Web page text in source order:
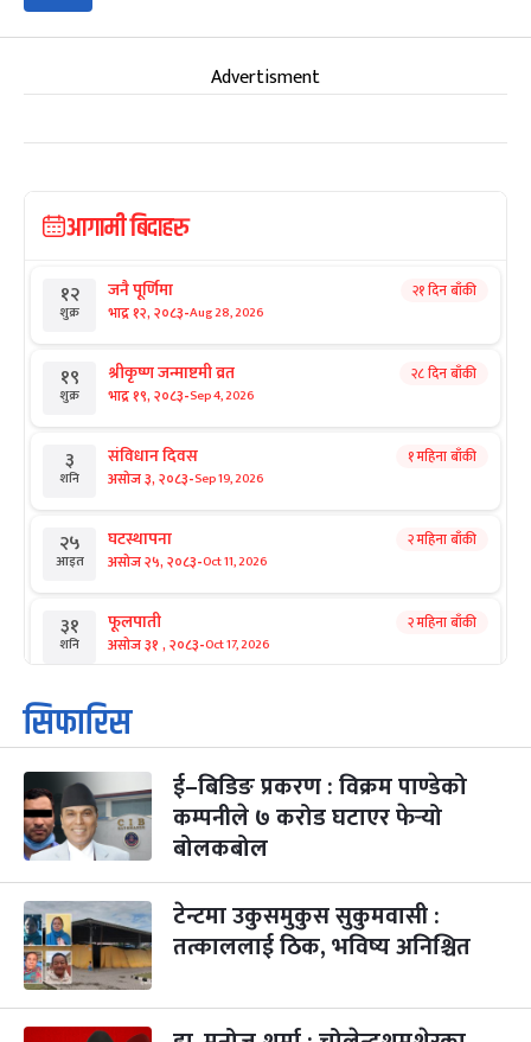
Advertisment
आगामी बिदाहरु
१२
शुक्र
जनै पूर्णिमा
भाद्र १२, २०८३-Aug 28, 2026
२१ दिन बाँकी
१९
शुक्र
श्रीकृष्ण जन्माष्टमी व्रत
भाद्र १९, २०८३-Sep 4, 2026
२८ दिन बाँकी
३
शनि
संविधान दिवस
असोज ३, २०८३-Sep 19, 2026
१ महिना बाँकी
२५
आइत
घटस्थापना
असोज २५, २०८३-Oct 11, 2026
२ महिना बाँकी
३१
शनि
फूलपाती
असोज ३१ , २०८३-Oct 17, 2026
२ महिना बाँकी
१
आइत
कार्तिक सङ्क्रान्ति
कार्तिक १, २०८३
३
मंगल
महानवमी
कार्तिक ३, २०८३-Oct 20, 2026
२ महिना बाँकी
४
५
बिहि
पापा‌ङ्कुशा एकादशी व्रत
कार्तिक ५, २०८३
२ महिना बाँकी
कुकुर तिहार ३ महिना बाँकी
सिफारिस
ई–बिडिङ प्रकरण : विक्रम पाण्डेको
कम्पनीले ७ करोड घटाएर फेर्‍यो
बोलकबोल
टेन्टमा उकुसमुकुस सुकुमवासी :
तत्काललाई ठिक, भविष्य अनिश्चित